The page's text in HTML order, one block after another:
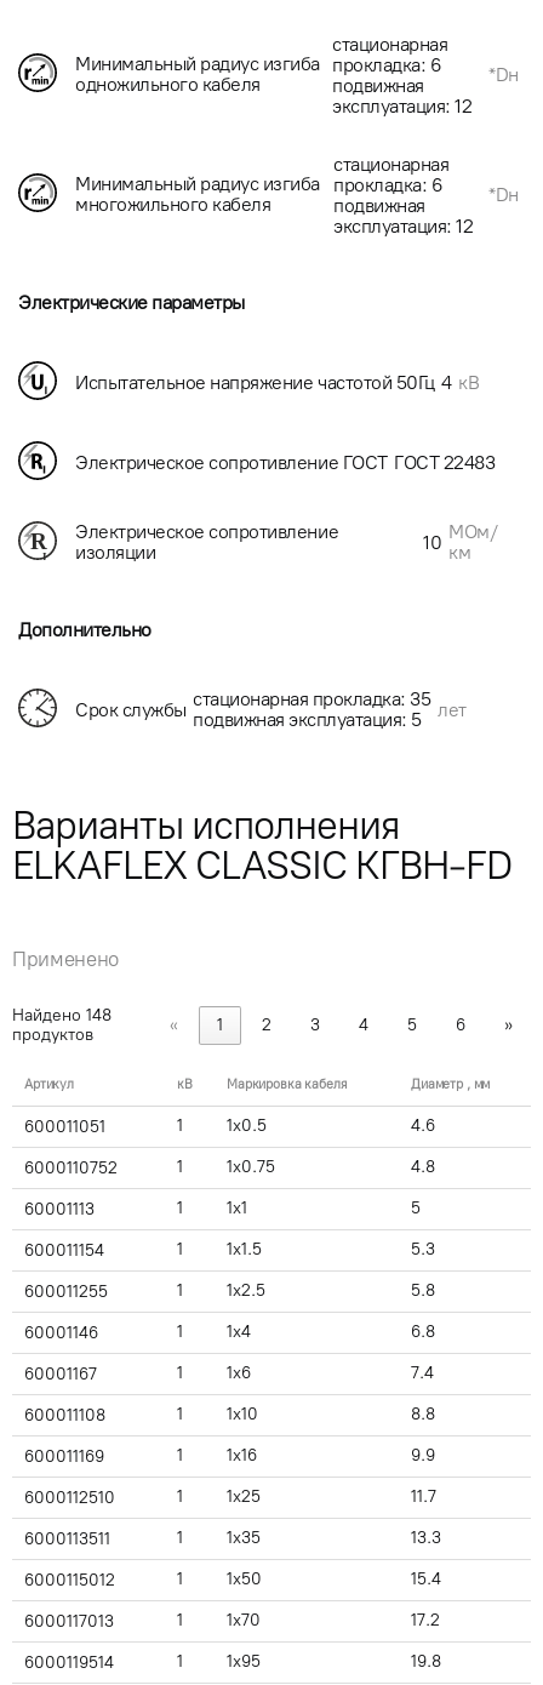
Минимальный радиус изгиба
одножильного кабеля
стационарная
прокладка: 6
подвижная
эксплуатация: 12
*Dн
Минимальный радиус изгиба
многожильного кабеля
стационарная
прокладка: 6
подвижная
эксплуатация: 12
*Dн
Электрические параметры
Испытательное напряжение частотой 50Гц 4 кВ
Электрическое сопротивление ГОСТ ГОСТ 22483
Электрическое сопротивление
изоляции
10 МОм/
км
Дополнительно
Срок службы стационарная прокладка: 35
подвижная эксплуатация: 5
лет
Варианты исполнения
ELKAFLEX CLASSIC КГВН-FD
Применено
Найдено 148
продуктов
« 1 2 3 4 5 6 »
Артикул кВ Маркировка кабеля Диаметр , мм
600011051 1 1x0.5 4.6
6000110752 1 1x0.75 4.8
60001113 1 1x1 5
600011154 1 1x1.5 5.3
600011255 1 1x2.5 5.8
60001146 1 1x4 6.8
60001167 1 1x6 7.4
600011108 1 1x10 8.8
600011169 1 1x16 9.9
6000112510 1 1x25 11.7
6000113511 1 1x35 13.3
6000115012 1 1x50 15.4
6000117013 1 1x70 17.2
6000119514 1 1x95 19.8